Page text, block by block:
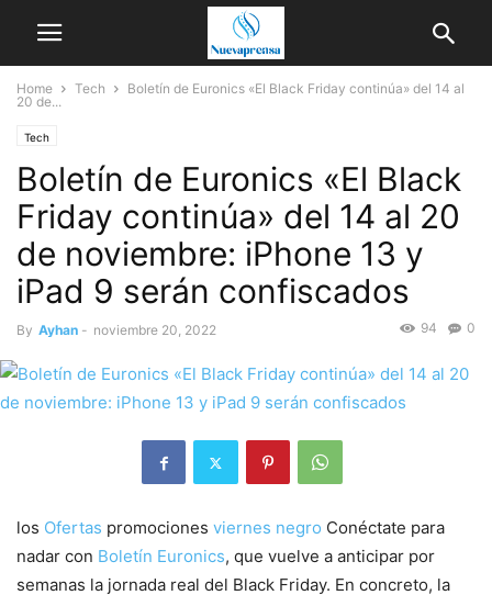
Home Tech
Boletín de Euronics «El Black Friday continúa» del 14 al
20 de...
Tech
Boletín de Euronics «El Black
Friday continúa» del 14 al 20
de noviembre: iPhone 13 y
iPad 9 serán confiscados
By Ayhan - noviembre 20, 2022 0
94
los Ofertas promociones viernes negro Conéctate para
nadar con Boletín Euronics, que vuelve a anticipar por
semanas la jornada real del Black Friday. En concreto, la